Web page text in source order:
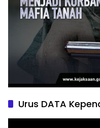
Urus DATA